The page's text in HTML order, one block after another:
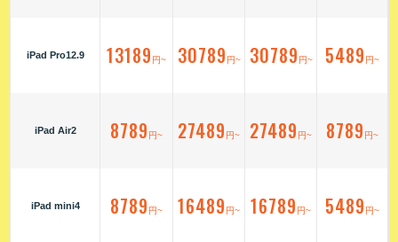
iPad Pro12.9
iPad Air2
iPad mini4
13189 円~ 30789 円~ 30789 円~ 5489 円~
8789 円~ 27489 円~ 27489 円~ 8789 円~
8789 円~ 16489 円~ 16789 円~ 5489 円~